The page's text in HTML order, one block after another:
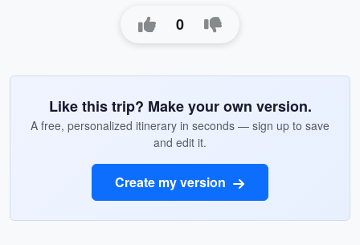
0
Like this trip? Make your own version.
A free, personalized itinerary in seconds — sign up to save
and edit it.
Create my version